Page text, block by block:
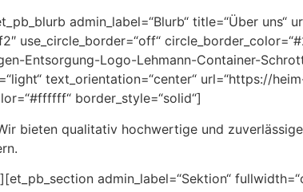
admin_label=“Blurb“ title=“Über uns“
use_circle_border=“off“
Entsorgung-Logo-Lehmann-Container-
text_orientation=“center“ url=“https://
border_style=“solid“]
bieten qualitativ hochwertige und
admin_label=“Sektion“